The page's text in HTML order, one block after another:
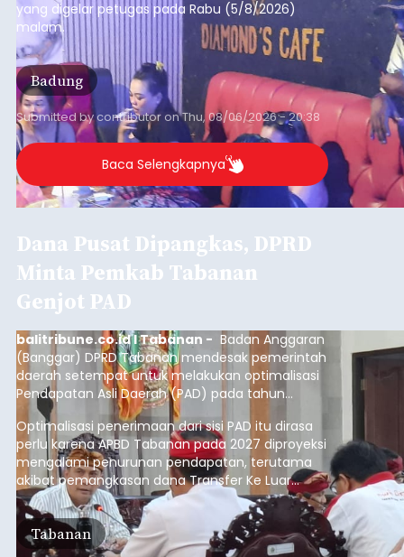
yang digelar petugas pada Rabu (5/8/2026)
malam.
Badung
Submitted bycontributoronThu, 08/06/2026 - 20:38
Baca Selengkapnya
Dana Pusat Dipangkas, DPRD
Minta Pemkab Tabanan
Genjot PAD
balitribune.co.id I Tabanan - Badan Anggaran
(Banggar) DPRD Tabanan mendesak pemerintah
daerah setempat untuk melakukan optimalisasi
Pendapatan Asli Daerah (PAD) pada tahun
anggaran 2027.
Optimalisasi penerimaan dari sisi PAD itu dirasa
perlu karena APBD Tabanan pada 2027 diproyeksi
mengalami penurunan pendapatan, terutama
akibat pemangkasan dana Transfer Ke Luar
Daerah (TKD) dari pemerintah pusat.
Tabanan